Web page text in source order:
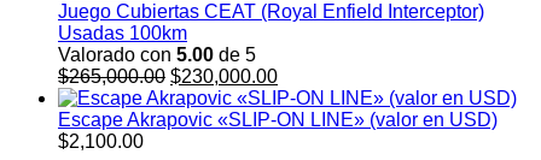
Juego Cubiertas CEAT (Royal Enfield Interceptor)
Usadas 100km
Valorado con 5.00 de 5
$265,000.00 El
precio
original
$230,000.00El
precio
actual
Escape Akrapovic «SLIP-ON LINE» (valor en USD)
$2,100.00